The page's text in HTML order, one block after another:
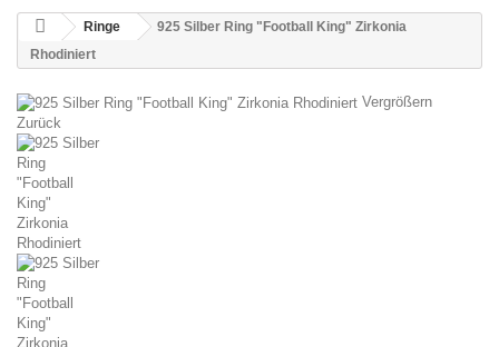
Ringe
925 Silber Ring "Football King" Zirkonia
Rhodiniert
Vergrößern
Zurück